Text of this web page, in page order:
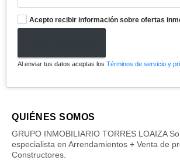
Acepto recibir información sobre ofertas
Al enviar tus datos aceptas los Términos de servicio y
QUIÉNES SOMOS
GRUPO INMOBILIARIO TORRES LOAIZA
especialista en Arrendamientos + Venta de
Constructores.